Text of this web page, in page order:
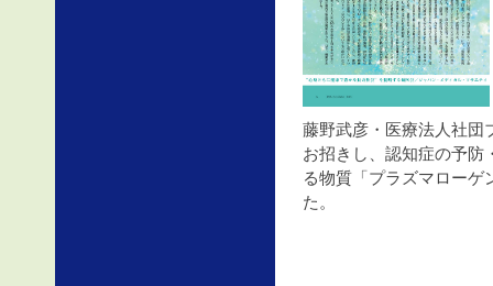
藤野武彦・医療法人社団
お招きし、認知症の予防
る物質「プラズマローゲ
た。